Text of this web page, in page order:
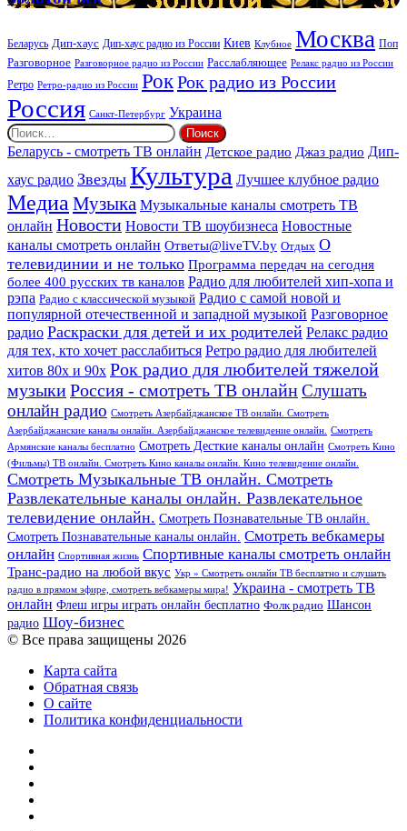
век
Беларусь Дип-хаус Дип-хаус радио из России Киев Клубное Москва Поп
Разговорное Разговорное радио из России Расслабляющее Релакс радио из России
Ретро Ретро-радио из России РокРок радио из России
Россия Санкт-Петербург Украина
Найти:
Беларусь - смотреть ТВ онлайн Детское радио Джаз радио Дип-
хаус радио Звезды Культура Лучшее клубное радио
Медиа Музыка Музыкальные каналы смотреть ТВ
онлайн Новости Новости ТВ шоубизнеса Новостные
каналы смотреть онлайн Ответы@liveTV.by Отдых О
телевидинии и не только Программа передач на сегодня
более 400 русских тв каналов Радио для любителей хип-хопа и
рэпа Радио с классической музыкой Радио с самой новой и
популярной отечественной и западной музыкой Разговорное
радио Раскраски для детей и их родителей Релакс радио
для тех, кто хочет расслабиться Ретро радио для любителей
хитов 80х и 90х Рок радио для любителей тяжелой
музыкиРоссия - смотреть ТВ онлайнСлушать
онлайн радио Смотреть Азербайджанское ТВ онлайн. Смотреть
Азербайджанские каналы онлайн. Азербайджанское телевидение онлайн.
Смотреть
Армянские каналы бесплатно Смотреть Десткие каналы онлайн Смотреть Кино
(Фильмы) ТВ онлайн. Смотреть Кино каналы онлайн. Кино телевидение онлайн.
Смотреть Музыкальные ТВ онлайн. Смотреть
Развлекательные каналы онлайн. Развлекательное
телевидение онлайн. Смотреть Познавательные ТВ онлайн.
Смотреть Познавательные каналы онлайн. Смотреть вебкамеры
онлайн Спортивная жизнь Спортивные каналы смотреть онлайн
Транс-радио на любой вкус Укр » Смотреть онлайн ТВ бесплатно и слушать
радио в прямом эфире, смотреть вебкамеры мира! Украина - смотреть ТВ
онлайн Флеш игры играть онлайн бесплатно Фолк радио Шансон
радио Шоу-бизнес
© Все права защищены 2026
Карта сайта
Обратная связь
О сайте
Политика конфиденциальности